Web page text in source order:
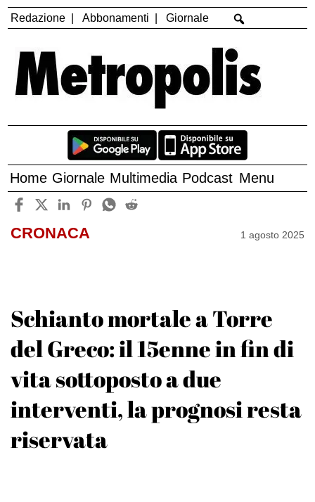
Redazione Abbonamenti Giornale
Home Giornale Multimedia Podcast Menu
CRONACA 1 agosto 2025
Schianto mortale a Torre
del Greco: il 15enne in fin di
vita sottoposto a due
interventi, la prognosi resta
riservata